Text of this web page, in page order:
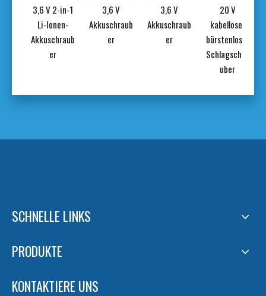
3,6 V 2-in-1
Li-Ionen-
Akkuschraub
er
3,6 V
Akkuschraub
er
3,6 V
Akkuschraub
er
20 V
kabelloser
bürstenloser
Schlagschra
uber
SCHNELLE LINKS
PRODUKTE
KONTAKTIERE UNS